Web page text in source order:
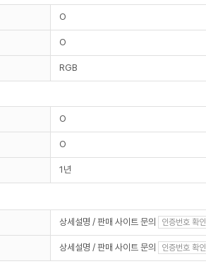
O
O
RGB
O
O
1년
상세설명 / 판매 사이트 문의 인증번호 확인
상세설명 / 판매 사이트 문의 인증번호 확인